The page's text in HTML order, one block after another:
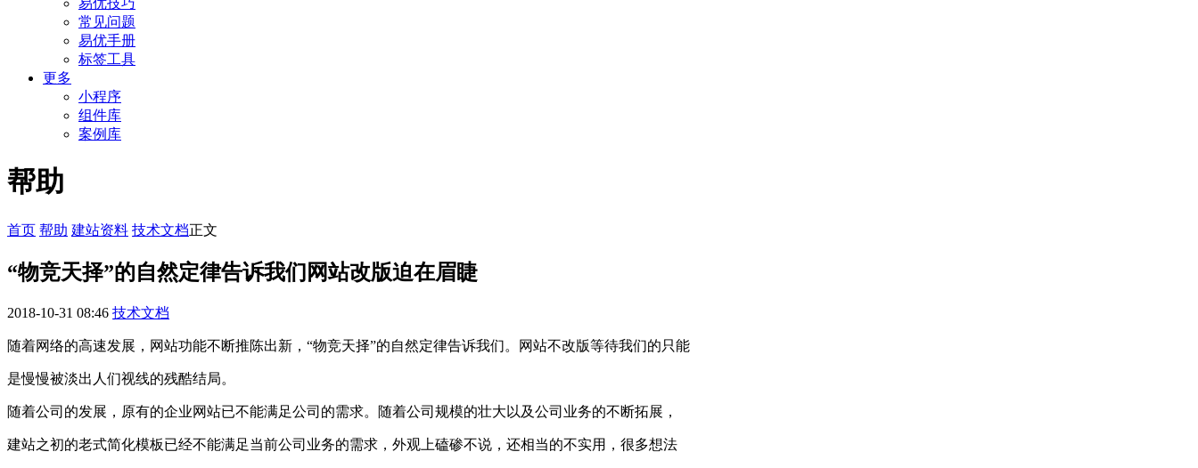
易优技巧
常见问题
易优手册
标签工具
更多
小程序
组件库
案例库
帮助
首页 帮助 建站资料 技术文档正文
“物竞天择”的自然定律告诉我们网站改版迫在眉睫
2018-10-31 08:46 技术文档
随着网络的高速发展，网站功能不断推陈出新，“物竞天择”的自然定律告诉我们。网站不改版等待我们的只能
是慢慢被淡出人们视线的残酷结局。
随着公司的发展，原有的企业网站已不能满足公司的需求。随着公司规模的壮大以及公司业务的不断拓展，
建站之初的老式简化模板已经不能满足当前公司业务的需求，外观上磕碜不说，还相当的不实用，很多想法